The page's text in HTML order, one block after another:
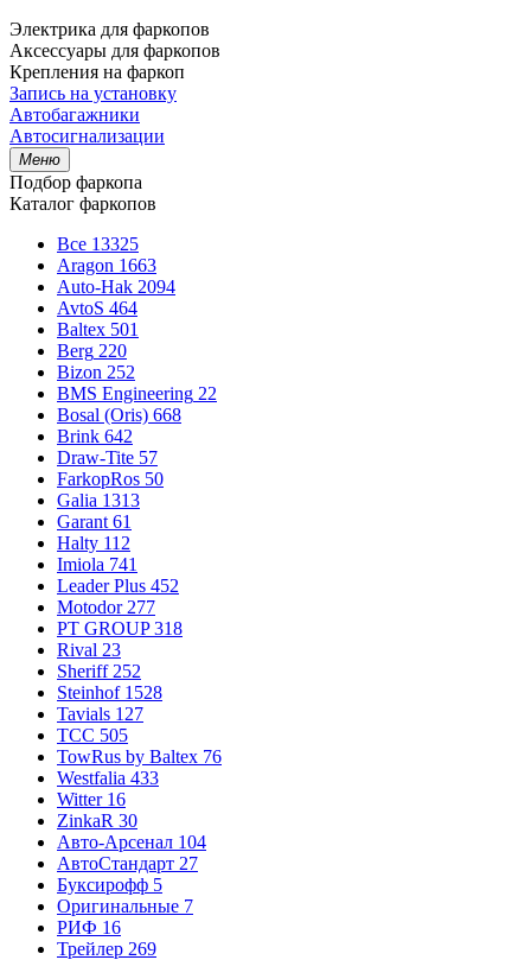
Электрика для фаркопов
Аксессуары для фаркопов
Крепления на фаркоп
Запись на установку
Автобагажники
Автосигнализации
Меню
Подбор фаркопа
Каталог фаркопов
Все 13325
Aragon 1663
Auto-Hak 2094
AvtoS 464
Baltex 501
Berg 220
Bizon 252
BMS Engineering 22
Bosal (Oris) 668
Brink 642
Draw-Tite 57
FarkopRos 50
Galia 1313
Garant 61
Halty 112
Imiola 741
Leader Plus 452
Motodor 277
PT GROUP 318
Rival 23
Sheriff 252
Steinhof 1528
Tavials 127
TCC 505
TowRus by Baltex 76
Westfalia 433
Witter 16
ZinkaR 30
Авто-Арсенал 104
АвтоСтандарт 27
Буксирофф 5
Оригинальные 7
РИФ 16
Трейлер 269